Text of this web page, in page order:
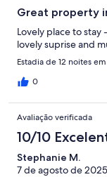
Great property
Lovely place to
lovely suprise and
Estadia de 12 noites
0
Avaliação verificada
10/10
Stephanie M.
7 de agosto de 2025